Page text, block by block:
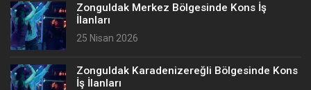
Zonguldak Merkez Bölgesinde Kons İş
İlanları
25 Nisan 2026
Zonguldak Karadenizereğli Bölgesinde Kons
İş İlanları